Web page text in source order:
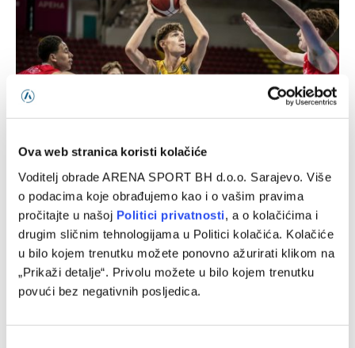
Ova web stranica koristi kolačiće
Voditelj obrade ARENA SPORT BH d.o.o. Sarajevo. Više
o podacima koje obrađujemo kao i o vašim pravima
pročitajte u našoj Politici privatnosti, a o kolačićima i
drugim sličnim tehnologijama u Politici kolačića. Kolačiće
u bilo kojem trenutku možete ponovno ažurirati klikom na
„Prikaži detalje“. Privolu možete u bilo kojem trenutku
povući bez negativnih posljedica.
Bh. kadeti ubjedljivi protiv Norveške
06/08/2026